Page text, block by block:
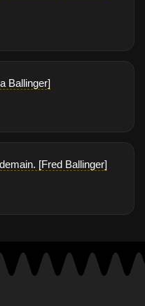
Ballinger]
[Fred Ballinger]